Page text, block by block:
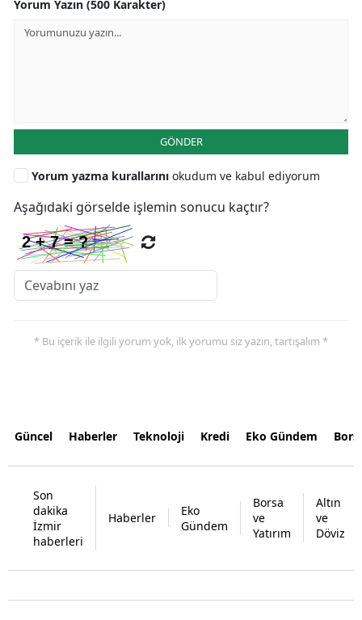
Yorum Yazın (500 Karakter)
GÖNDER
Yorum yazma kurallarını okudum ve kabul ediyorum
Aşağıdaki görselde işlemin sonucu kaçtır?
* Bu içerik ile ilgili yorum yok, ilk yorumu siz yazın, tartışalım *
Güncel Haberler Teknoloji Kredi Eko Gündem
Son
dakika
İzmir
haberleri
Haberler
Eko
Gündem
Borsa
ve
Yatırım
Altın
ve
Döviz